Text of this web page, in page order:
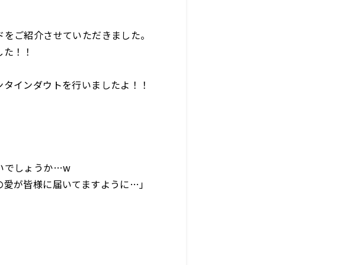
ご紹介させていただきました。
！！
インダウトを行いましたよ！！
でしょうか…w
が皆様に届いてますように…」